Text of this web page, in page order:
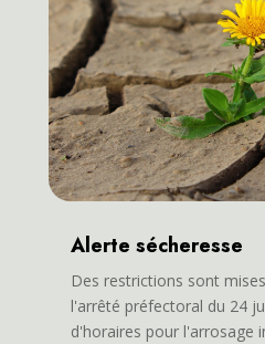
Alerte sécheresse
Des restrictions sont
l'arrêté préfectoral du 24
d'horaires pour l'arrosage